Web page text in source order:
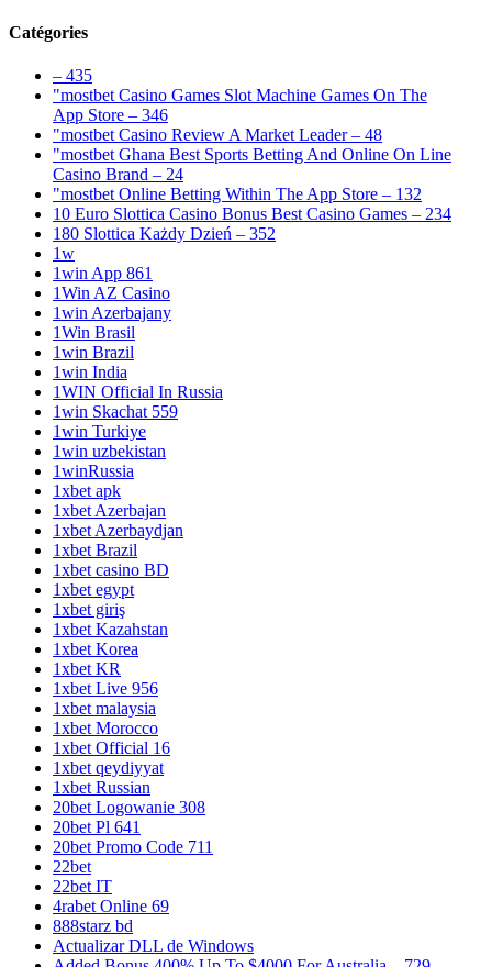
Catégories
– 435
"‎mostbet Casino Games Slot Machine Games On The
App Store – 346
"mostbet Casino Review A Market Leader – 48
"mostbet Ghana Best Sports Betting And Online On Line
Casino Brand – 24
"‎mostbet Online Betting Within The App Store – 132
10 Euro Slottica Casino Bonus Best Casino Games – 234
180 Slottica Każdy Dzień – 352
1w
1win App 861
1Win AZ Casino
1win Azerbajany
1Win Brasil
1win Brazil
1win India
1WIN Official In Russia
1win Skachat 559
1win Turkiye
1win uzbekistan
1winRussia
1xbet apk
1xbet Azerbajan
1xbet Azerbaydjan
1xbet Brazil
1xbet casino BD
1xbet egypt
1xbet giriş
1xbet Kazahstan
1xbet Korea
1xbet KR
1xbet Live 956
1xbet malaysia
1xbet Morocco
1xbet Official 16
1xbet qeydiyyat
1xbet Russian
20bet Logowanie 308
20bet Pl 641
20bet Promo Code 711
22bet
22bet IT
4rabet Online 69
888starz bd
Actualizar DLL de Windows